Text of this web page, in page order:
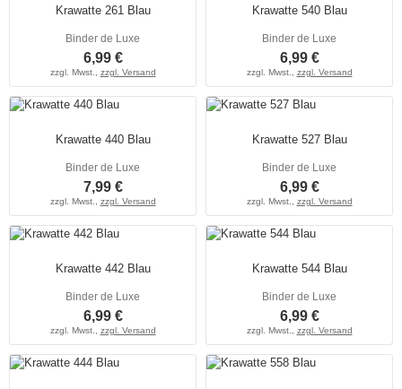
Krawatte 261 Blau
Binder de Luxe
6,99 €
zzgl. Mwst., zzgl. Versand
Krawatte 540 Blau
Binder de Luxe
6,99 €
zzgl. Mwst., zzgl. Versand
Krawatte 440 Blau
Binder de Luxe
7,99 €
zzgl. Mwst., zzgl. Versand
Krawatte 527 Blau
Binder de Luxe
6,99 €
zzgl. Mwst., zzgl. Versand
Krawatte 442 Blau
Binder de Luxe
6,99 €
zzgl. Mwst., zzgl. Versand
Krawatte 544 Blau
Binder de Luxe
6,99 €
zzgl. Mwst., zzgl. Versand